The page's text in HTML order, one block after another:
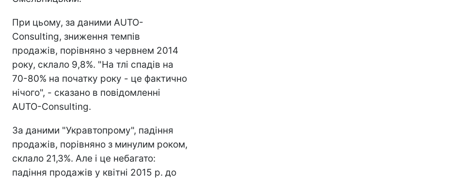
При цьому, за даними AUTO-
Consulting, зниження темпів
продажів, порівняно з червнем 2014
року, склало 9,8%. "На тлі спадів на
70-80% на початку року - це фактично
нічого", - сказано в повідомленні
AUTO-Consulting.
За даними "Укравтопрому", падіння
продажів, порівняно з минулим роком,
склало 21,3%. Але і це небагато:
падіння продажів у квітні 2015 р. до